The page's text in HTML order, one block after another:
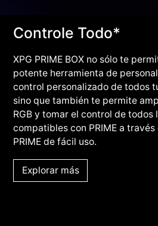
Controle Todo*
XPG PRIME BOX no sólo te
potente herramienta de
control personalizado de todos
sino que también te permite
RGB y tomar el control de todos
compatibles con PRIME a
PRIME de fácil uso.
Explorar más